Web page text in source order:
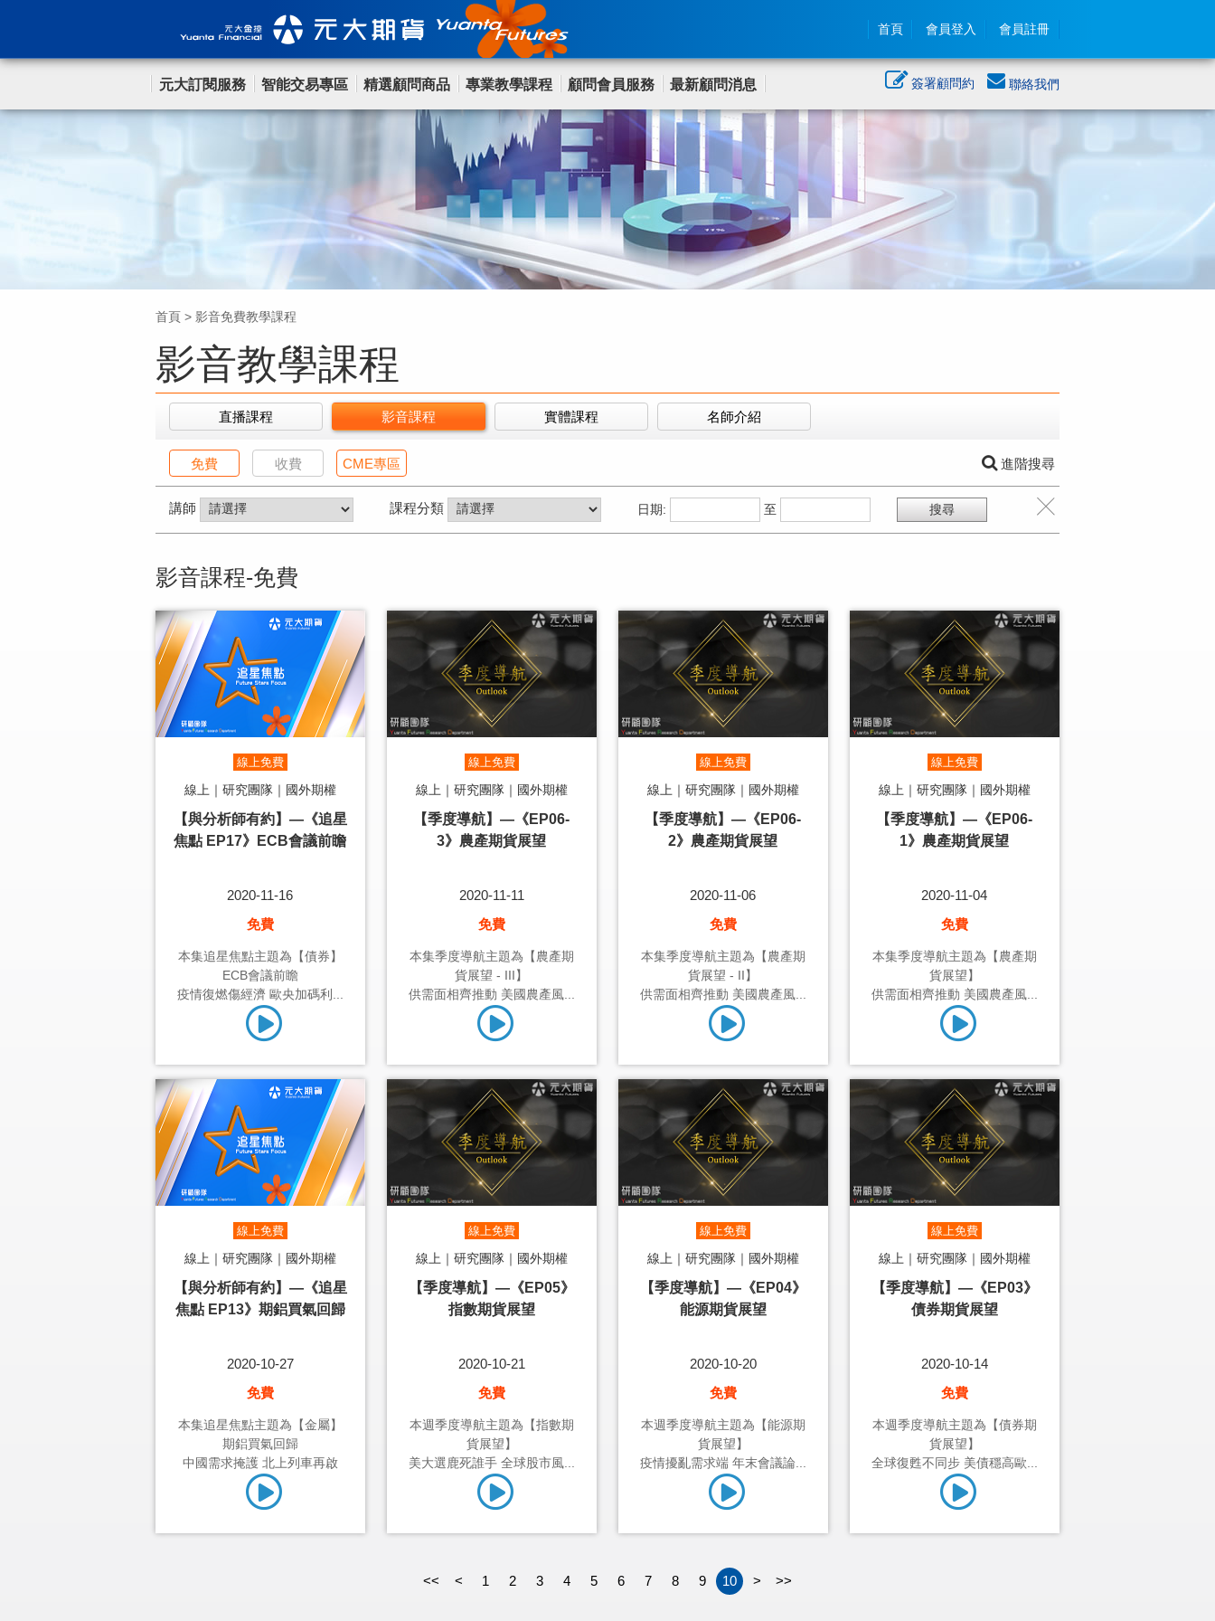
首頁 會員登入 會員註冊
元大訂閱服務 智能交易專區 精選顧問商品 專業教學課程 顧問會員服務 最新顧問消息 簽署顧問約 聯絡我們
首頁 > 影音免費教學課程
影音教學課程
直播課程 影音課程 實體課程 名師介紹
免費 收費 CME專區 進階搜尋
講師 課程分類 日期: 至
影音課程-免費
線上免費
線上｜研究團隊｜國外期權
【與分析師有約】—《追星
焦點 EP17》ECB會議前瞻
2020-11-16
免費
本集追星焦點主題為【債券】
ECB會議前瞻
疫情復燃傷經濟 歐央加碼利...
線上免費
線上｜研究團隊｜國外期權
【季度導航】—《EP06-
3》農產期貨展望
2020-11-11
免費
本集季度導航主題為【農產期
貨展望 - III】
供需面相齊推動 美國農產風...
線上免費
線上｜研究團隊｜國外期權
【季度導航】—《EP06-
2》農產期貨展望
2020-11-06
免費
本集季度導航主題為【農產期
貨展望 - II】
供需面相齊推動 美國農產風...
線上免費
線上｜研究團隊｜國外期權
【季度導航】—《EP06-
1》農產期貨展望
2020-11-04
免費
本集季度導航主題為【農產期
貨展望】
供需面相齊推動 美國農產風...
線上免費
線上｜研究團隊｜國外期權
【與分析師有約】—《追星
焦點 EP13》期鋁買氣回歸
2020-10-27
免費
本集追星焦點主題為【金屬】
期鋁買氣回歸
中國需求掩護 北上列車再啟
線上免費
線上｜研究團隊｜國外期權
【季度導航】—《EP05》
指數期貨展望
2020-10-21
免費
本週季度導航主題為【指數期
貨展望】
美大選鹿死誰手 全球股市風...
線上免費
線上｜研究團隊｜國外期權
【季度導航】—《EP04》
能源期貨展望
2020-10-20
免費
本週季度導航主題為【能源期
貨展望】
疫情擾亂需求端 年末會議論...
線上免費
線上｜研究團隊｜國外期權
【季度導航】—《EP03》
債券期貨展望
2020-10-14
免費
本週季度導航主題為【債券期
貨展望】
全球復甦不同步 美債穩高歐...
<< < 1 2 3 4 5 6 7 8 9 10 > >>